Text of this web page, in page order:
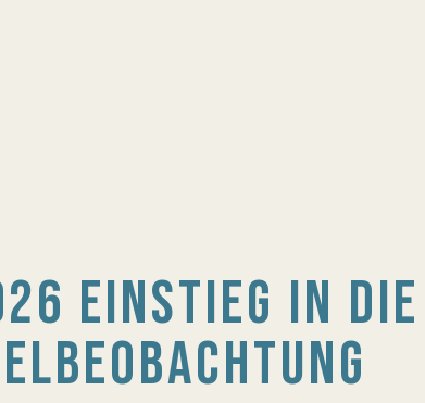
EINSTIEG IN DIE